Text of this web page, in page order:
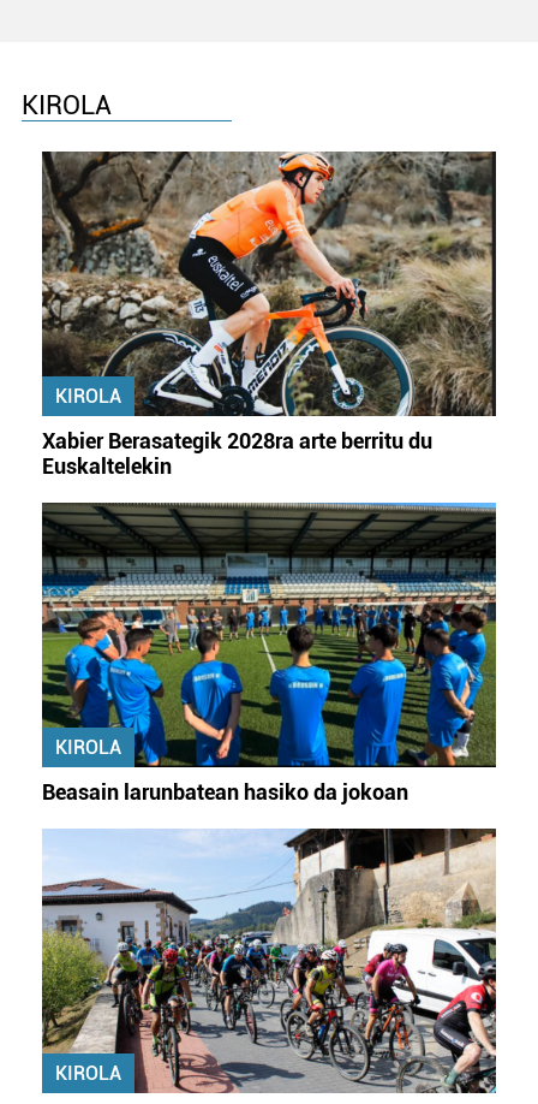
KIROLA
KIROLA
Xabier Berasategik 2028ra arte berritu du
Euskaltelekin
KIROLA
Beasain larunbatean hasiko da jokoan
KIROLA